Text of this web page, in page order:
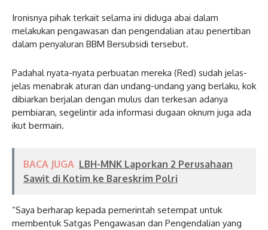
Ironisnya pihak terkait selama ini diduga abai dalam
melakukan pengawasan dan pengendalian atau penertiban
dalam penyaluran BBM Bersubsidi tersebut.
Padahal nyata-nyata perbuatan mereka (Red) sudah jelas-
jelas menabrak aturan dan undang-undang yang berlaku, kok
dibiarkan berjalan dengan mulus dan terkesan adanya
pembiaran, segelintir ada informasi dugaan oknum juga ada
ikut bermain.
BACA JUGA LBH-MNK Laporkan 2 Perusahaan
Sawit di Kotim ke Bareskrim Polri
“Saya berharap kepada pemerintah setempat untuk
membentuk Satgas Pengawasan dan Pengendalian yang